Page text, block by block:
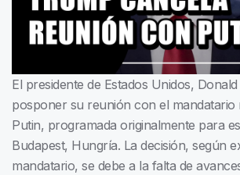
El presidente de Estados Unidos,
posponer su reunión con el mandatario
Putin, programada originalmente para
Budapest, Hungría. La decisión, según
mandatario, se debe a la falta de